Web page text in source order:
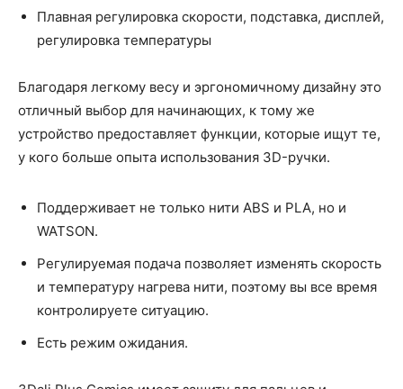
Плавная регулировка скорости, подставка, дисплей,
регулировка температуры
Благодаря легкому весу и эргономичному дизайну это
отличный выбор для начинающих, к тому же
устройство предоставляет функции, которые ищут те,
у кого больше опыта использования 3D-ручки.
Поддерживает не только нити ABS и PLA, но и
WATSON.
Регулируемая подача позволяет изменять скорость
и температуру нагрева нити, поэтому вы все время
контролируете ситуацию.
Есть режим ожидания.